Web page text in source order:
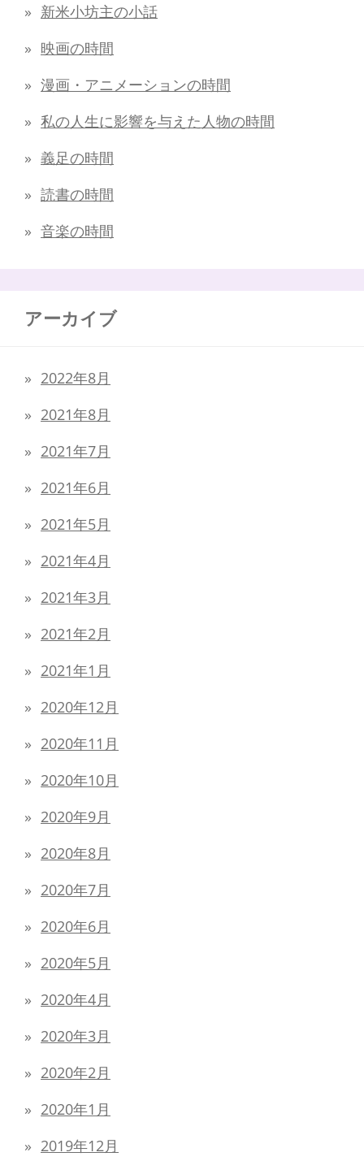
新米小坊主の小話
映画の時間
漫画・アニメーションの時間
私の人生に影響を与えた人物の時間
義足の時間
読書の時間
音楽の時間
アーカイブ
2022年8月
2021年8月
2021年7月
2021年6月
2021年5月
2021年4月
2021年3月
2021年2月
2021年1月
2020年12月
2020年11月
2020年10月
2020年9月
2020年8月
2020年7月
2020年6月
2020年5月
2020年4月
2020年3月
2020年2月
2020年1月
2019年12月